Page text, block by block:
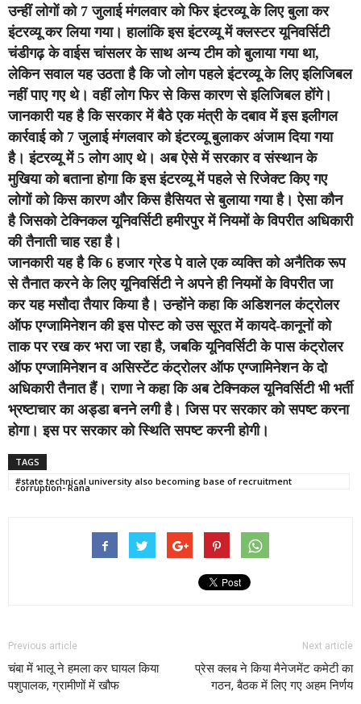
उन्हीं लोगों को 7 जुलाई मंगलवार को फिर इंटरव्यू के लिए बुला कर
इंटरव्यू कर लिया गया। हालांकि इस इंटरव्यू में क्लस्टर यूनिवर्सिटी
चंडीगढ़ के वाईस चांसलर के साथ अन्य टीम को बुलाया गया था,
लेकिन सवाल यह उठता है कि जो लोग पहले इंटरव्यू के लिए इलिजिबल
नहीं पाए गए थे। वहीं लोग फिर से किस कारण से इलिजिबल होंगे।
जानकारी यह है कि सरकार में बैठे एक मंत्री के दबाव में इस इलीगल
कार्रवाई को 7 जुलाई मंगलवार को इंटरव्यू बुलाकर अंजाम दिया गया
है। इंटरव्यू में 5 लोग आए थे। अब ऐसे में सरकार व संस्थान के
मुखिया को बताना होगा कि इस इंटरव्यू में पहले से रिजेक्ट किए गए
लोगों को किस कारण और किस हैसियत से बुलाया गया है। ऐसा कौन
है जिसको टेक्निकल यूनिवर्सिटी हमीरपुर में नियमों के विपरीत अधिकारी
की तैनाती चाह रहा है।
जानकारी यह है कि 6 हजार ग्रेड पे वाले एक व्यक्ति को अनैतिक रूप
से तैनात करने के लिए यूनिवर्सिटी ने अपने ही नियमों के विपरीत जा
कर यह मसौदा तैयार किया है। उन्होंने कहा कि अडिशनल कंट्रोलर
ऑफ एग्जामिनेशन की इस पोस्ट को उस सूरत में कायदे-कानूनों को
ताक पर रख कर भरा जा रहा है, जबकि यूनिवर्सिटी के पास कंट्रोलर
ऑफ एग्जामिनेशन व असिस्टेंट कंट्रोलर ऑफ एग्जामिनेशन के दो
अधिकारी तैनात हैं। राणा ने कहा कि अब टेक्निकल यूनिवर्सिटी भी भर्ती
भ्रष्टाचार का अड्डा बनने लगी है। जिस पर सरकार को सपष्ट करना
होगा। इस पर सरकार को स्थिति सपष्ट करनी होगी।
TAGS
#state technical university also becoming base of recruitment
corruption- Rana
Previous article
चंबा में भालू ने हमला कर घायल किया
पशुपालक, ग्रामीणों में खौफ
Next article
प्रेस क्लब ने किया मैनेजमेंट कमेटी का
गठन, बैठक में लिए गए अहम निर्णय